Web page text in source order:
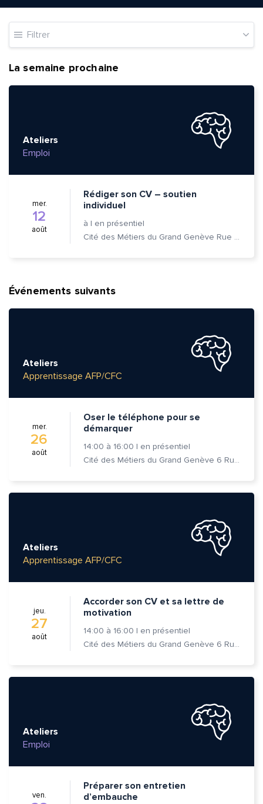
Filtrer
La semaine prochaine
Ateliers
Emploi
mer.
12
août
Rédiger son CV – soutien
individuel
à | en présentiel
Cité des Métiers du Grand Genève Rue Prévost-Martin 6 1205 Genève
Événements suivants
Ateliers
Apprentissage AFP/CFC
mer.
26
août
Oser le téléphone pour se
démarquer
14:00 à 16:00 | en présentiel
Cité des Métiers du Grand Genève 6 Rue Prévost-Martin 1205 Genève
Ateliers
Apprentissage AFP/CFC
jeu.
27
août
Accorder son CV et sa lettre de
motivation
14:00 à 16:00 | en présentiel
Cité des Métiers du Grand Genève 6 Rue Prévost-Martin 1205 Genève
Ateliers
Emploi
ven.
Préparer son entretien
d’embauche